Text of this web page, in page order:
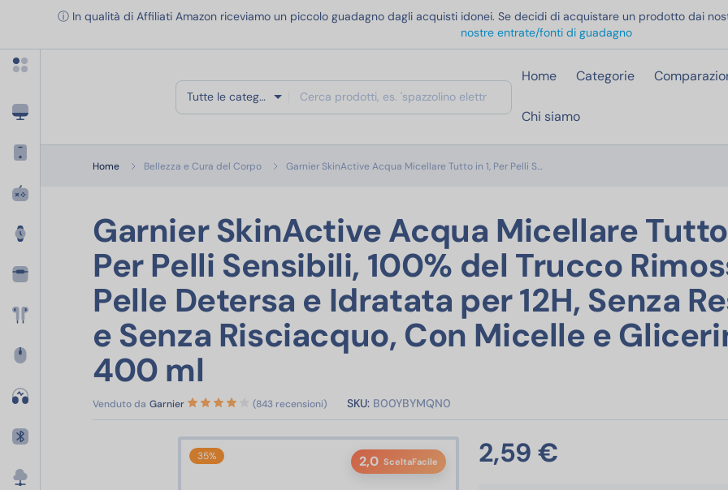
ⓘ In qualità di Affiliati Amazon riceviamo un piccolo guadagno dagli acquisti idonei. Se decidi di acquistare un prodotto dai
nostre entrate/fonti di guadagno
Tutte le categorie
Home Categorie
Chi siamo
Apri menu categorie
Home Bellezza e Cura del Corpo Garnier SkinActive Acqua Micellare Tutto in 1, Per Pelli S…
Garnier SkinActive Acqua Micellare Tutto
Per Pelli Sensibili, 100% del Trucco
Pelle Detersa e Idratata per 12H, Senza
e Senza Risciacquo, Con Micelle e
400 ml
Venduto da Garnier (843 recensioni) SKU: B00YBYMQN0
35% 2,0 SceltaFacile 2,59 €